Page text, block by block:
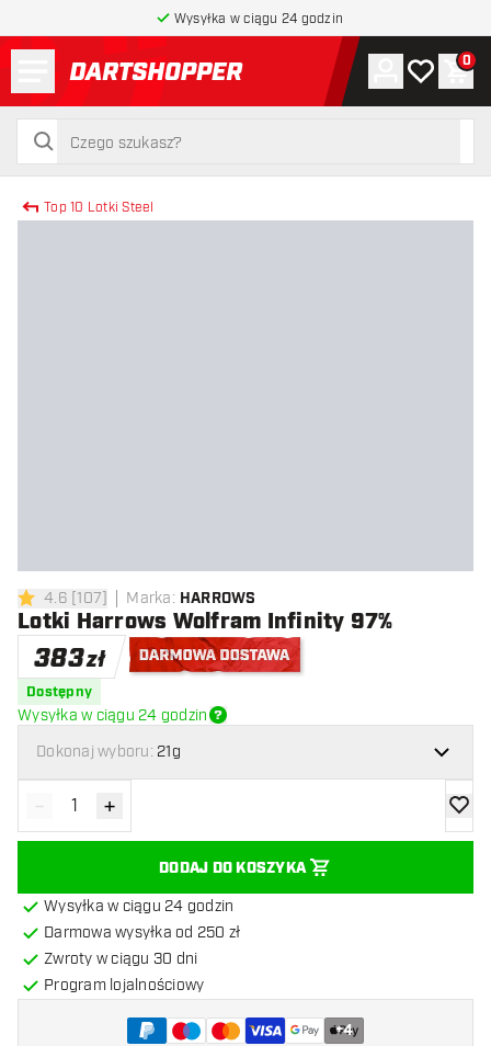
Wysyłka w ciągu 24 godzin
powrót do strony głównej
szukaj
szukaj
Konto
Moja lista
0
Top 10 Lotki Steel
4.6 gwiazdki oceny
4.6 [107] Marka: HARROWS
Lotki Harrows Wolfram Infinity 97%
383zł
Dostępny
Wysyłka w ciągu 24 godzin
Dokonaj wyboru: 21g
Zmniejsz ilość
- Zwiększ ilość
+
DODAJ DO KOSZYKA
Wysyłka w ciągu 24 godzin
Darmowa wysyłka od 250 zł
Zwroty w ciągu 30 dni
Program lojalnościowy
+4